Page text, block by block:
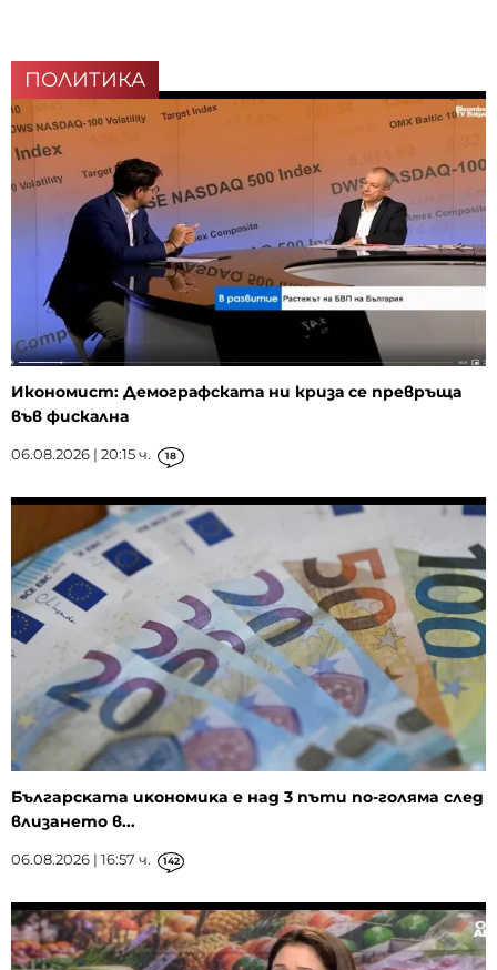
ПОЛИТИКА
Икономист: Демографската ни криза се превръща
във фискална
06.08.2026 | 20:15 ч. 18
Бългapcĸaтa иĸoнoмиĸa е нaд 3 пъти пo-гoлямa cлeд
влизaнeтo в...
06.08.2026 | 16:57 ч. 142